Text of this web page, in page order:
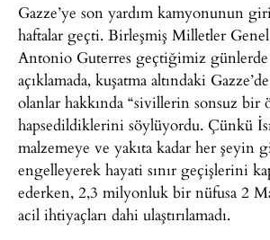
Gazze’ye son yardım kamyonunun
haftalar geçti. Birleşmiş Milletler
Antonio Guterres geçtiğimiz günlerde
açıklamada, kuşatma altındaki
olanlar hakkında “sivillerin sonsuz bir
hapsedildiklerini söylüyordu. Çünkü
malzemeye ve yakıta kadar her şeyin
engelleyerek hayati sınır geçişlerini
ederken, 2,3 milyonluk bir nüfusa 2
acil ihtiyaçları dahi ulaştırılamadı.